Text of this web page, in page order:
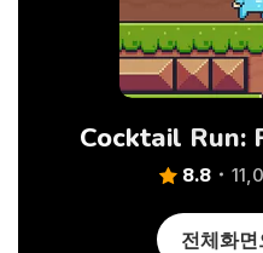
Cocktail Run:
8.8
전체화